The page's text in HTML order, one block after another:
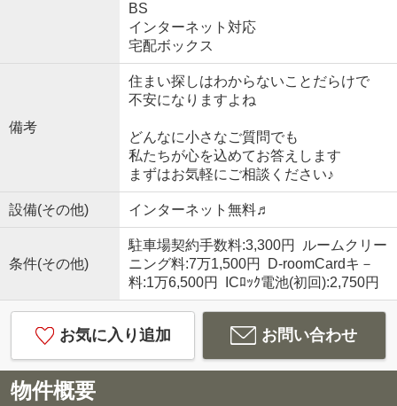
BS
インターネット対応
宅配ボックス
備考
住まい探しはわからないことだらけで
不安になりますよね
どんなに小さなご質問でも
私たちが心を込めてお答えします
まずはお気軽にご相談ください♪
設備(その他) インターネット無料♬
条件(その他)
駐車場契約手数料:3,300円 ルームクリー
ニング料:7万1,500円 D-roomCardキ－
料:1万6,500円 ICﾛｯｸ電池(初回):2,750円
お気に入り追加 お問い合わせ
物件概要